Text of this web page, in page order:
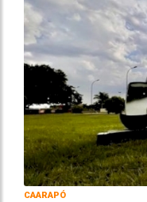
CAARAPÓ